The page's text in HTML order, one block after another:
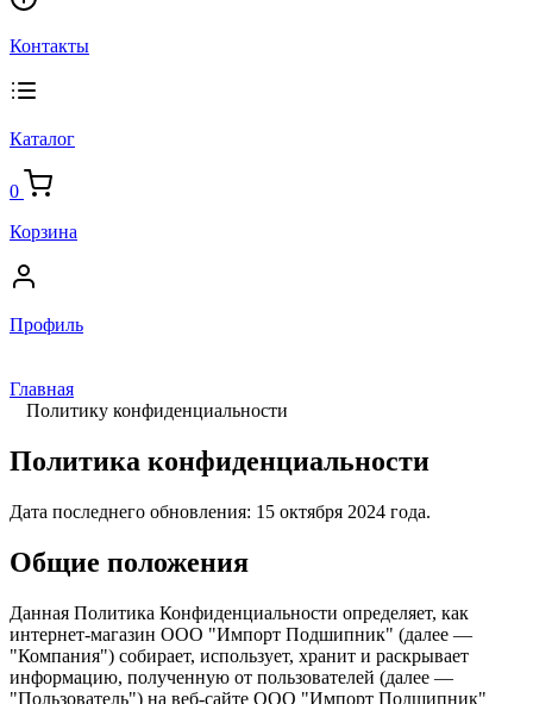
Контакты
Каталог
0
Корзина
Профиль
Главная
Политику конфиденциальности
Политика конфиденциальности
Дата последнего обновления: 15 октября 2024 года.
Общие положения
Данная Политика Конфиденциальности определяет, как
интернет-магазин ООО "Импорт Подшипник" (далее —
"Компания") собирает, использует, хранит и раскрывает
информацию, полученную от пользователей (далее —
"Пользователь") на веб-сайте ООО "Импорт Подшипник"